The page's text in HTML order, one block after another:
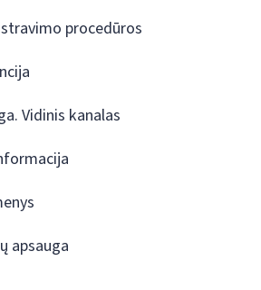
procedūros
Vidinis kanalas
apsauga